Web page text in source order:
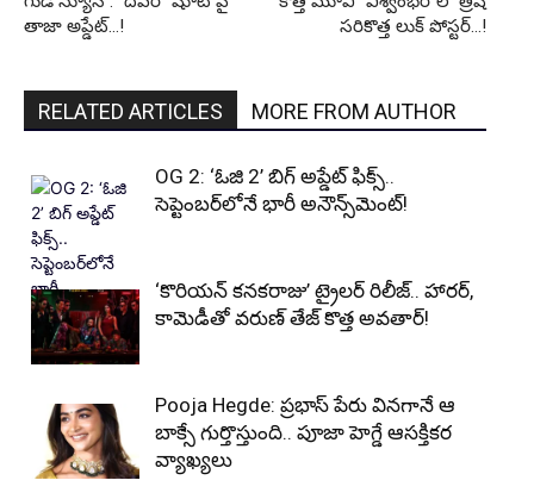
తాజా అప్డేట్…!
సరికొత్త లుక్ పోస్టర్…!
RELATED ARTICLES MORE FROM AUTHOR
OG 2: ‘ఓజి 2’ బిగ్ అప్డేట్ ఫిక్స్..
సెప్టెంబర్‌లోనే భారీ అనౌన్స్‌మెంట్!
‘కొరియన్ కనకరాజు’ ట్రైలర్ రిలీజ్.. హారర్,
కామెడీతో వరుణ్ తేజ్ కొత్త అవతార్!
Pooja Hegde: ప్రభాస్ పేరు వినగానే ఆ
బాక్సే గుర్తొస్తుంది.. పూజా హెగ్డే ఆసక్తికర
వ్యాఖ్యలు